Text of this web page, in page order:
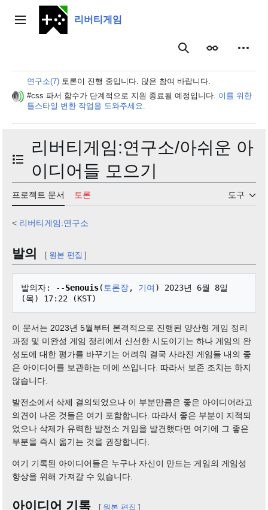
주 메뉴 리버티게임
검색 보이기 개인
연구소(7) 토론이 진행 중입니다. 많은 참여 바랍니다.
#css 파서 함수가 단계적으로 지원 종료될 예정입니다. 이를 위한
틀스타일 변환 작업을 도와주세요.
목차 토글
리버티게임:연구소/아쉬운 아
이디어들 모으기
프로젝트 문서 토론 도구
< 리버티게임:연구소
발의 [ 원본 편집 ]
발의자: --Senouis( 토론장, 기여 ) 2023년 6월 8일
이 문서는 2023년 5월부터 본격적으로 진행된 양산형 게임 정리
과정 및 미완성 게임 정리에서 신선한 시도이기는 하나 게임의 완
성도에 대한 평가를 바꾸기는 어려워 결국 사라진 게임들 내의 좋
은 아이디어를 보관하는 데에 쓰입니다. 따라서 보존 조치는 하지
않습니다.
발전소에서 삭제 결의되었으나 이 부분만큼은 좋은 아이디어라고
의견이 나온 것들은 여기 포함합니다. 따라서 좋은 부분이 지적되
었으나 삭제가 유력한 발전소 게임을 발견했다면 여기에 그 좋은
부분을 즉시 옮기는 것을 권장합니다.
여기 기록된 아이디어들은 누구나 자신이 만드는 게임의 게임성
향상을 위해 가져갈 수 있습니다.
아이디어 기록 [ 원본 편집 ]